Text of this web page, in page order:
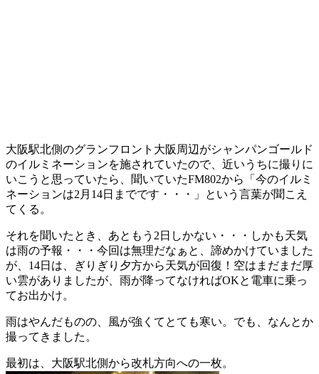
大阪駅北側のグランフロント大阪周辺がシャンパンゴールド
のイルミネーションを施されていたので、近いうちに撮りに
いこうと思っていたら、聞いていたFM802から「今のイルミ
ネーションは2月14日までです・・・」という言葉が聞こえ
てくる。
それを聞いたとき、あともう2日しかない・・・しかも天気
は雨の予報・・・今回は無理だなぁと、諦めかけていました
が、14日は、ぎりぎり夕方から天気が回復！空はまだまだ厚
い雲がありましたが、雨が降ってなければOKと電車に乗っ
てお出かけ。
雨はやんだものの、風が強くてとても寒い。でも、なんとか
撮ってきました。
最初は、大阪駅北側から改札方向への一枚。